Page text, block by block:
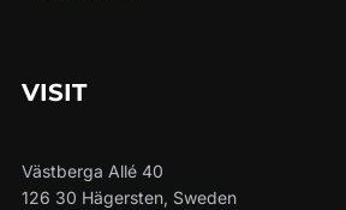
VISIT
Västberga Allé 40
126 30 Hägersten, Sweden